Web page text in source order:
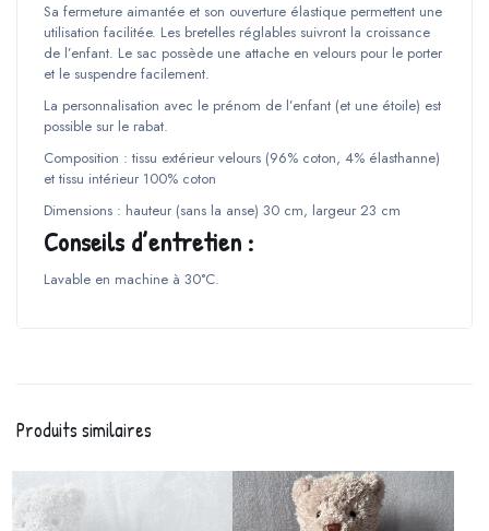
Sa fermeture aimantée et son ouverture élastique permettent une
utilisation facilitée. Les bretelles réglables suivront la croissance
de l’enfant. Le sac possède une attache en velours pour le porter
et le suspendre facilement.
La personnalisation avec le prénom de l’enfant (et une étoile) est
possible sur le rabat.
Composition : tissu extérieur velours (96% coton, 4% élasthanne)
et tissu intérieur 100% coton
Dimensions : hauteur (sans la anse) 30 cm, largeur 23 cm
Conseils d’entretien :
Lavable en machine à 30°C.
Produits similaires